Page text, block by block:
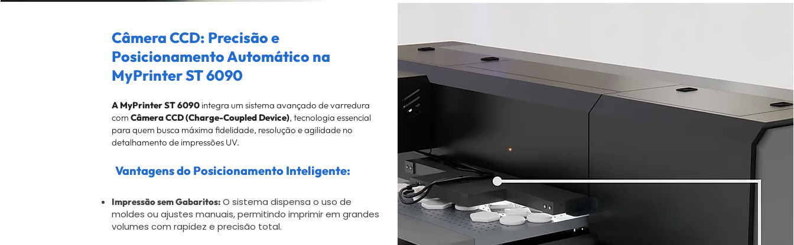
Câmera CCD: Precisão e
Posicionamento Automático na
MyPrinter ST 6090
A MyPrinter ST 6090integra um sistema avançado de varredura
com Câmera CCD (Charge-Coupled Device), tecnologia essencial
para quem busca máxima fidelidade, resolução e agilidade no
detalhamento de impressões UV.
Vantagens do Posicionamento Inteligente:
Impressão sem Gabaritos: O sistema dispensa o uso de
moldes ou ajustes manuais, permitindo imprimir em grandes
volumes com rapidez e precisão total.